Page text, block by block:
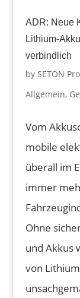
ADR: Neue
Lithium-
verbindlich
by SETON
Allgemein,
Vom
mobile
überall im
immer
Ohne
und Akkus
von